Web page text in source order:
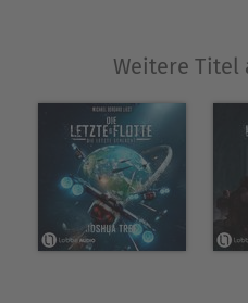
Weitere Titel